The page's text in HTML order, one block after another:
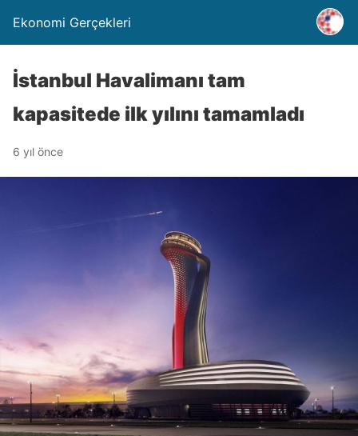
Ekonomi Gerçekleri
İstanbul Havalimanı tam
kapasitede ilk yılını tamamladı
6 yıl önce